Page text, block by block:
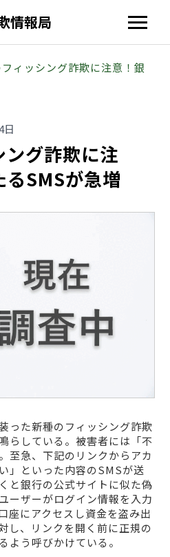
情報局
ィッシング詐欺に注意！銀
日
グ詐欺に注
SMSが急増
った新種のフィッシング詐欺
らしている。被害者には「不
至急、下記のリンクからアカ
」といった内容のSMSが送
と銀行の公式サイトに似た偽
ーザーがログイン情報を入力
座にアクセスし資金を盗み出
し、リンクを開く前に正規の
よう呼びかけている。